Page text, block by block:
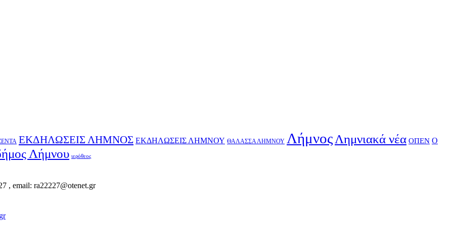
ΕΚΔΗΛΩΣΕΙΣ ΛΗΜΝΟΣ ΕΚΔΗΛΩΣΕΙΣ ΛΗΜΝΟΥ ΘΑΛΑΣΣΑ ΛΗΜΝΟΥ ΛήμνοςΛημνιακά νέα ΟΠΕΝ Ο
Λήμνου ιερόθεος
email: ra22227@otenet.gr